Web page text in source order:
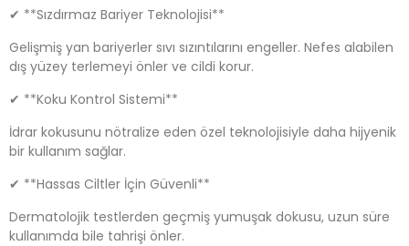
✔ **Sızdırmaz Bariyer Teknolojisi**
Gelişmiş yan bariyerler sıvı sızıntılarını engeller. Nefes alabilen
dış yüzey terlemeyi önler ve cildi korur.
✔ **Koku Kontrol Sistemi**
İdrar kokusunu nötralize eden özel teknolojisiyle daha hijyenik
bir kullanım sağlar.
✔ **Hassas Ciltler İçin Güvenli**
Dermatolojik testlerden geçmiş yumuşak dokusu, uzun süre
kullanımda bile tahrişi önler.